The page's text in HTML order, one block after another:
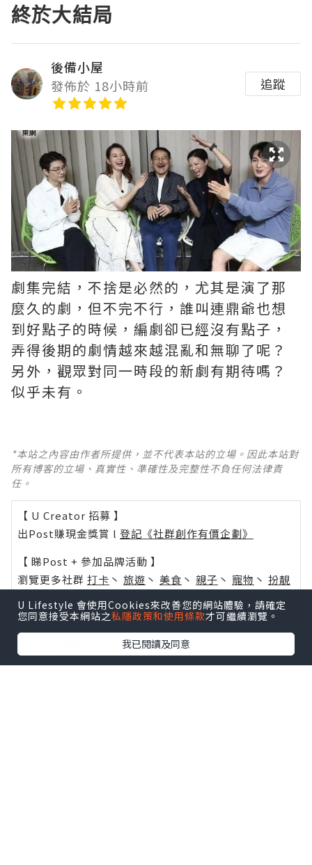
終於大結局
後備小屋
發佈於 18小時前
追蹤
劇集完結，不捨是必然的，尤其是演了那
麼久的劇，但不完不行，誰叫連鼎爺也想
到好點子的時候，編劇卻已經沒有點子，
弄得後期的劇情越來越混亂和無聊了呢？ ​​​
另外，觀眾對同一時段的新劇有期待嗎？
似乎未有。
*本站之內容由作者所提供，並不代表本站的立場。因此本站對
所有博客的立場、真實性、準確性及完整性不負任何法律責
任。
【 U Creator 招募 】
出Post賺現金獎賞 l 登記《社群創作有價企劃》
【 睇Post + 參加品牌活動 】
瀏覽更多社群 打卡 丶 旅遊 丶 美食 丶 親子 丶 寵物 丶 扮靚
活動情報
U Blog開咗WhatsApp啦！發掘更多吃喝玩樂資訊！
U Lifestyle 會使用Cookies來改善您的網站體驗，請確定
您同意接受本網站之私隱政策和使用條款才可繼續瀏覽。
我已閱讀及同意